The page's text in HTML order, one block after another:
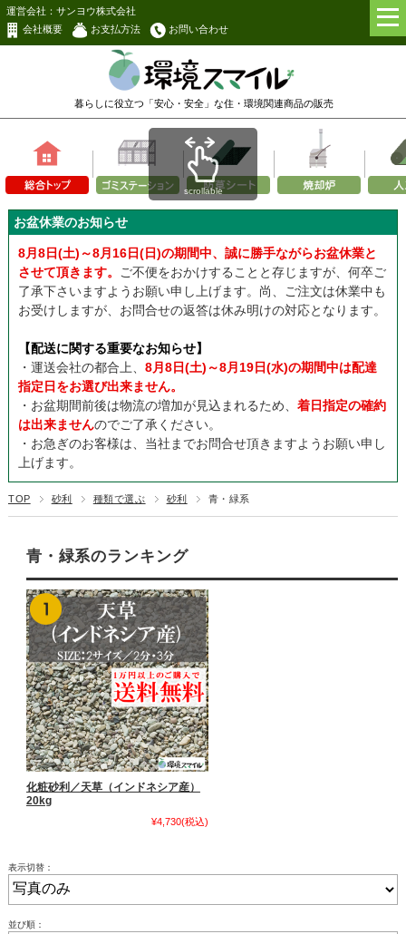
運営会社：サンヨウ株式会社
会社概要
お支払方法 お問い合わせ
暮らしに役立つ「安心・安全」な住・環境関連商品の販売
scrollable
お盆休業のお知らせ
8月8日(土)～8月16日(日)の期間中、誠に勝手ながらお盆休業と
させて頂きます。
ご不便をおかけすることと存じますが、何卒ご
了承下さいますようお願い申し上げます。尚、ご注文は休業中も
お受けしますが、お問合せの返答は休み明けの対応となります。
【配送に関する重要なお知らせ】
・運送会社の都合上、 8月8日(土)～8月19日(水)の期間中は配達
指定日をお選び出来ません。
・お盆期間前後は物流の増加が見込まれるため、 着日指定の確約
は出来ませんのでご了承ください。
・お急ぎのお客様は、当社までお問合せ頂きますようお願い申し
上げます。
TOP 砂利 種類で選ぶ 砂利 青・緑系
青・緑系のランキング
化粧砂利／天草（インドネシア産）
20kg
¥4,730(税込)
表示切替：
並び順：